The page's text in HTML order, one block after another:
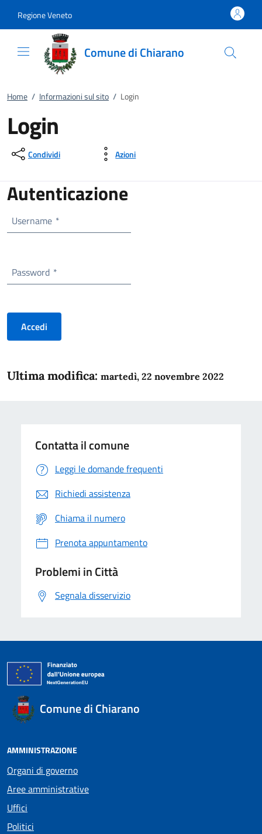
Regione Veneto
Comune di Chiarano
Home / Informazioni sul sito / Login
Login
Condividi Azioni
Autenticazione
Username *
Password *
Accedi
Ultima modifica: martedì, 22 novembre 2022
Contatta il comune
Leggi le domande frequenti
Richiedi assistenza
Chiama il numero
Prenota appuntamento
Problemi in Città
Segnala disservizio
Comune di Chiarano
AMMINISTRAZIONE
Organi di governo
Aree amministrative
Uffici
Politici